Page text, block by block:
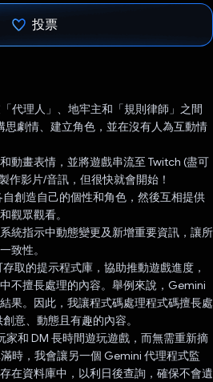
投票
代理人」、地牢主和「規則律師」之間
思劇情、建立角色，並在沒有人為互動情
動畫表情，並將遊戲串流至 Twitch (盡可
作影片/音訊，但很快就會開始！
創造自己的個性和角色，然後互相提供
觀眾觀看。
統指示中動態變更及新增重要資訊，讓所
致性。
取的提示程式庫，協助推動遊戲進度，
不擅長處理的內容。舉例來說，Gemini
果。因此，我讓程式碼處理程式碼擅長處
意、動態且有趣的內容。
和 DM 長時間遊玩遊戲，而無需重新摘
時，我會讓另一個 Gemini 代理程式監
在資料庫中，以利日後查詢，確保不會遺